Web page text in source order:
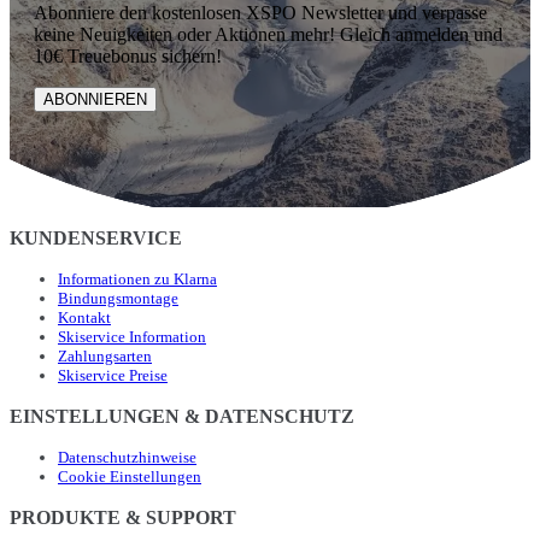
Abonniere den kostenlosen XSPO Newsletter und verpasse
keine Neuigkeiten oder Aktionen mehr! Gleich anmelden und
10€ Treuebonus sichern!
ABONNIEREN
KUNDENSERVICE
Informationen zu Klarna
Bindungsmontage
Kontakt
Skiservice Information
Zahlungsarten
Skiservice Preise
EINSTELLUNGEN & DATENSCHUTZ
Datenschutzhinweise
Cookie Einstellungen
PRODUKTE & SUPPORT